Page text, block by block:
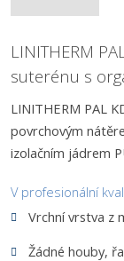
LINITHERM
suterénu s
LINITHERM PAL
povrchovým
izolačním jádrem
V profesionální
Vrchní vrstva z
Žádné houby,